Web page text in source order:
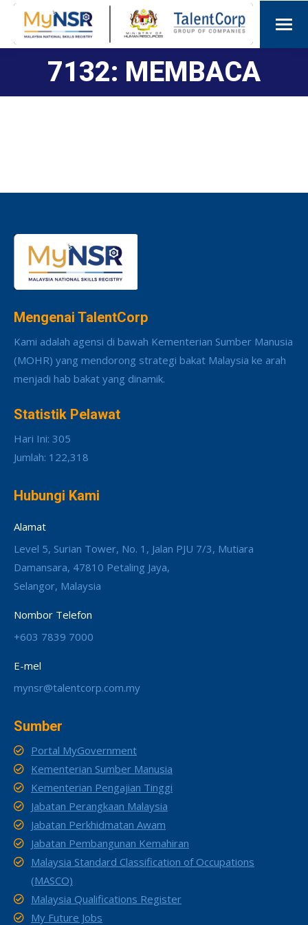
7132: MEMBACA
Mengenai TalentCorp
Kami adalah agensi di bawah Kementerian Sumber Manusia
(MOHR) yang mendorong strategi bakat Malaysia ke arah
menjadi hab bakat yang dinamik.
Statistik Pelawat
Hari Ini: 305
Jumlah: 122,318
Hubungi Kami
Alamat
Level 5, Surian Tower, No. 1, Jalan PJU 7/3, Mutiara
Damansara, 47810 Petaling Jaya,
Selangor, Malaysia
Nombor Telefon
+603 7839 7000
E-mel
mynsr@talentcorp.com.my
Sumber
Portal MyGovernment
Kementerian Sumber Manusia
Kementerian Pengajian Tinggi
Jabatan Perangkaan Malaysia
Jabatan Perkhidmatan Awam
Jabatan Pembangunan Kemahiran
Malaysia Standard Classification of Occupations
(MASCO)
Malaysia Qualifications Register
My Future Jobs